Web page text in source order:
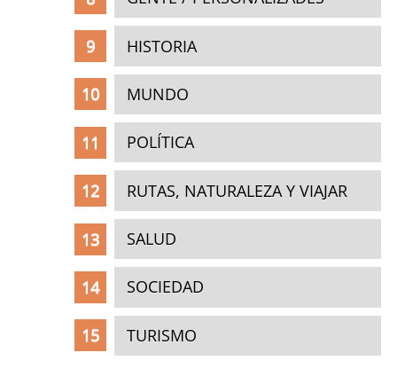
HISTORIA
MUNDO
POLÍTICA
RUTAS, NATURALEZA Y VIAJAR
SALUD
SOCIEDAD
TURISMO